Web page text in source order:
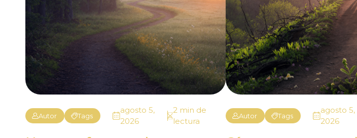
Autor Tags
agosto 5,
2026
2 min de
lectura
Autor Tags
agosto 5,
2026